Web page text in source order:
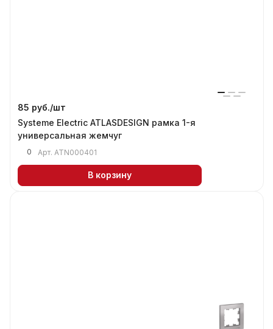
85 руб./шт
Systeme Electric ATLASDESIGN рамка 1-я
универсальная жемчуг
0 Арт. ATN000401
В корзину